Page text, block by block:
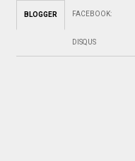
BLOGGER FACEBOOK:
DISQUS